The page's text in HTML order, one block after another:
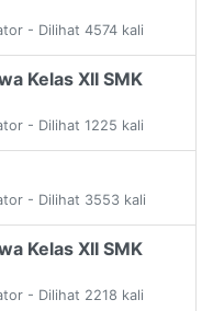
- Dilihat 4574 kali
Kelas XII SMK
- Dilihat 1225 kali
- Dilihat 3553 kali
Kelas XII SMK
- Dilihat 2218 kali